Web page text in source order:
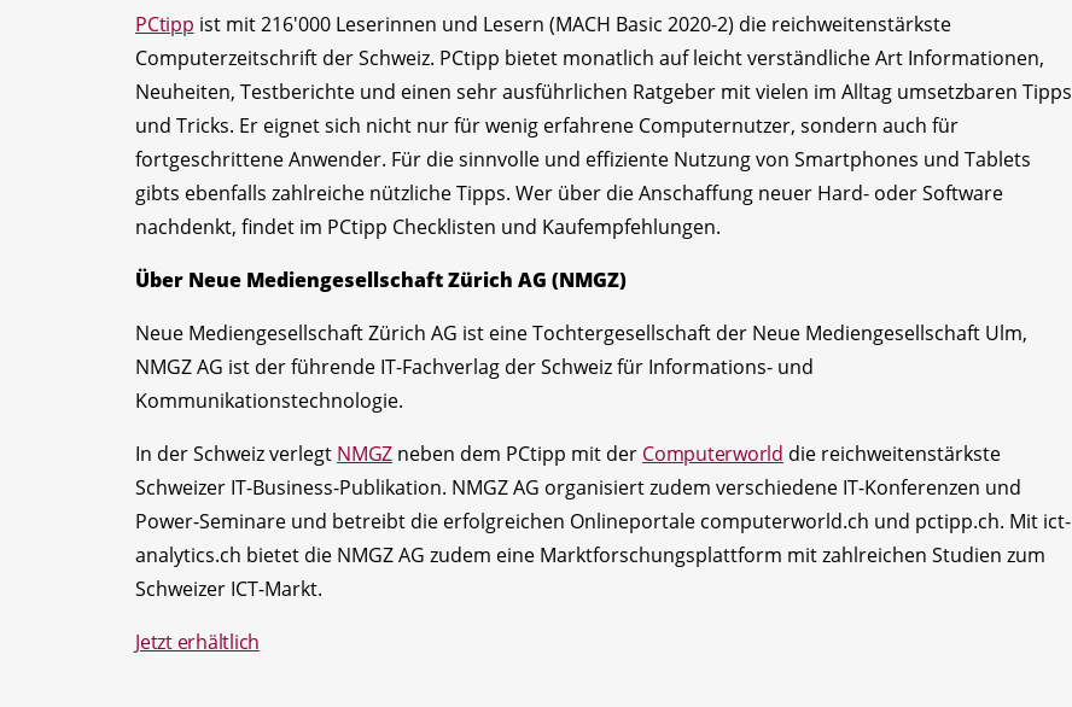
PCtipp ist mit 216'000 Leserinnen und Lesern (MACH Basic 2020-2) die reichweitenstärkste
Computerzeitschrift der Schweiz. PCtipp bietet monatlich auf leicht verständliche Art Informationen,
Neuheiten, Testberichte und einen sehr ausführlichen Ratgeber mit vielen im Alltag umsetzbaren Tipps
und Tricks. Er eignet sich nicht nur für wenig erfahrene Computernutzer, sondern auch für
fortgeschrittene Anwender. Für die sinnvolle und effiziente Nutzung von Smartphones und Tablets
gibts ebenfalls zahlreiche nützliche Tipps. Wer über die Anschaffung neuer Hard- oder Software
nachdenkt, findet im PCtipp Checklisten und Kaufempfehlungen.
Über Neue Mediengesellschaft Zürich AG (NMGZ)
Neue Mediengesellschaft Zürich AG ist eine Tochtergesellschaft der Neue Mediengesellschaft Ulm,
NMGZ AG ist der führende IT-Fachverlag der Schweiz für Informations- und
Kommunikationstechnologie.
In der Schweiz verlegt NMGZ neben dem PCtipp mit der Computerworld die reichweitenstärkste
Schweizer IT-Business-Publikation. NMGZ AG organisiert zudem verschiedene IT-Konferenzen und
Power-Seminare und betreibt die erfolgreichen Onlineportale computerworld.ch und pctipp.ch. Mit ict-
analytics.ch bietet die NMGZ AG zudem eine Marktforschungsplattform mit zahlreichen Studien zum
Schweizer ICT-Markt.
Jetzt erhältlich